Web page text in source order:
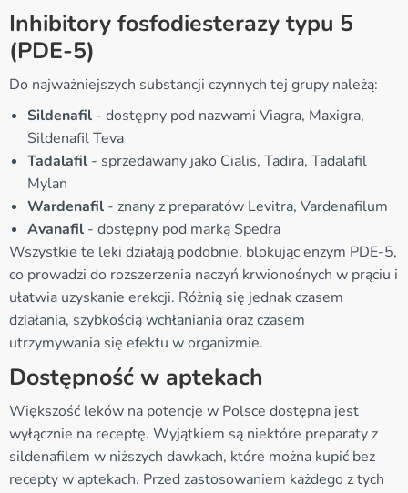
Inhibitory fosfodiesterazy typu 5
(PDE-5)
Do najważniejszych substancji czynnych tej grupy należą:
Sildenafil - dostępny pod nazwami Viagra, Maxigra,
Sildenafil Teva
Tadalafil - sprzedawany jako Cialis, Tadira, Tadalafil
Mylan
Wardenafil - znany z preparatów Levitra, Vardenafilum
Avanafil - dostępny pod marką Spedra
Wszystkie te leki działają podobnie, blokując enzym PDE-5,
co prowadzi do rozszerzenia naczyń krwionośnych w prąciu i
ułatwia uzyskanie erekcji. Różnią się jednak czasem
działania, szybkością wchłaniania oraz czasem
utrzymywania się efektu w organizmie.
Dostępność w aptekach
Większość leków na potencję w Polsce dostępna jest
wyłącznie na receptę. Wyjątkiem są niektóre preparaty z
sildenafilem w niższych dawkach, które można kupić bez
recepty w aptekach. Przed zastosowaniem każdego z tych